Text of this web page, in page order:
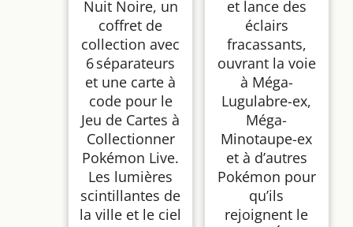
Nuit Noire, un
coffret de
collection avec
6 séparateurs
et une carte à
code pour le
Jeu de Cartes à
Collectionner
Pokémon Live.
Les lumières
scintillantes de
la ville et le ciel
et lance des
éclairs
fracassants,
ouvrant la voie
à Méga-
Lugulabre-ex,
Méga-
Minotaupe-ex
et à d’autres
Pokémon pour
qu’ils
rejoignent le